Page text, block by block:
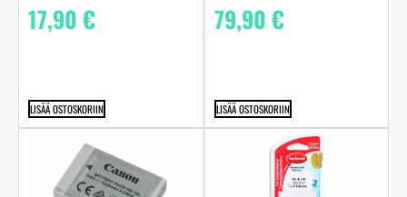
17,90€
LISÄÄ OSTOSKORIIN
79,90€
LISÄÄ OSTOSKORIIN